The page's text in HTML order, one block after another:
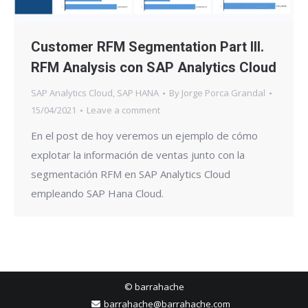
Customer RFM Segmentation Part III.
RFM Analysis con SAP Analytics Cloud
SAP Analytics Cloud, SAP HANA By Jorge Porca Grandal
15/04/2021
Leave a comment
En el post de hoy veremos un ejemplo de cómo
explotar la información de ventas junto con la
segmentación RFM en SAP Analytics Cloud
empleando SAP Hana Cloud.
© barrahache
barrahache@barrahache.com